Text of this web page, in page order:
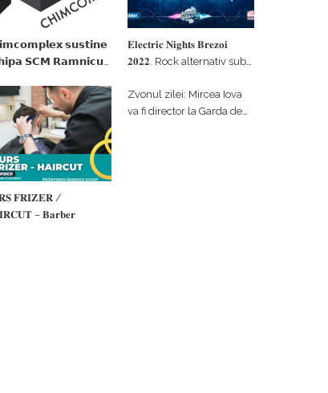
𝘀𝘂𝘀𝘁𝗶𝗻𝗲
𝗦𝗖𝗠 𝗥𝗮𝗺𝗻𝗶𝗰𝘂
𝗳𝗶𝗻𝗮𝗻𝘁𝗮𝘁𝗼𝗿
𝐄𝐥𝐞𝐜𝐭𝐫𝐢𝐜 𝐍𝐢𝐠𝐡𝐭𝐬 𝐁𝐫𝐞𝐳𝐨𝐢
𝟐𝟎𝟐𝟐. Rock alternativ sub
#𝐁𝐫𝐞𝐳𝐨𝐢𝐮𝐥𝐋𝐮𝐦𝐢𝐢
𝐅𝐑𝐈𝐙𝐄𝐑 /
– 𝐁𝐚𝐫𝐛𝐞𝐫
Zvonul zilei: Mircea Iova
va fi director la Garda de